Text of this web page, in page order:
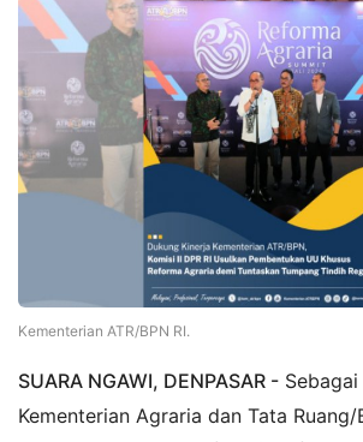
Kementerian ATR/BPN RI.
SUARA NGAWI, DENPASAR -
Kementerian Agraria dan Tata Ruang/